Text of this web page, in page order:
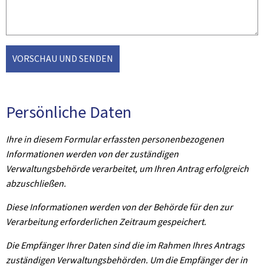
VORSCHAU UND SENDEN
Persönliche Daten
Ihre in diesem Formular erfassten personenbezogenen
Informationen werden von der zuständigen
Verwaltungsbehörde verarbeitet, um Ihren Antrag erfolgreich
abzuschließen.
Diese Informationen werden von der Behörde für den zur
Verarbeitung erforderlichen Zeitraum gespeichert.
Die Empfänger Ihrer Daten sind die im Rahmen Ihres Antrags
zuständigen Verwaltungsbehörden. Um die Empfänger der in